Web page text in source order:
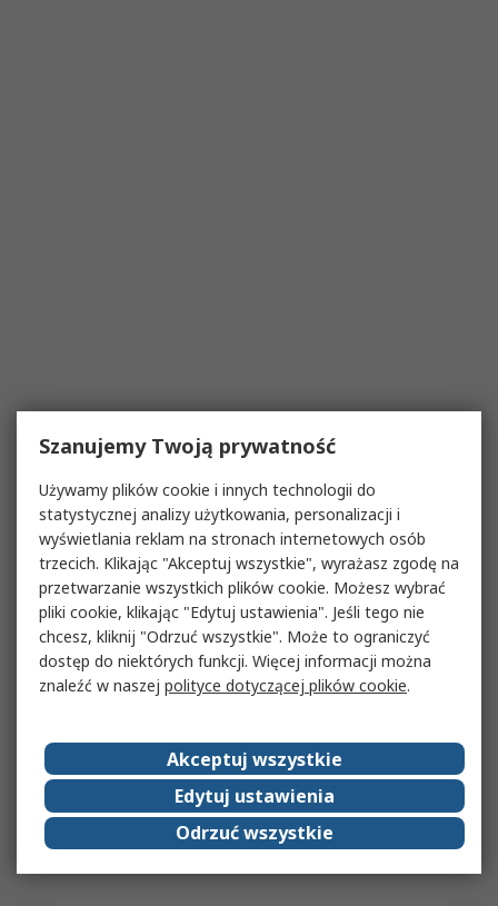
Szanujemy Twoją prywatność
Używamy plików cookie i innych technologii do
statystycznej analizy użytkowania, personalizacji i
wyświetlania reklam na stronach internetowych osób
trzecich. Klikając "Akceptuj wszystkie", wyrażasz zgodę na
przetwarzanie wszystkich plików cookie. Możesz wybrać
pliki cookie, klikając "Edytuj ustawienia". Jeśli tego nie
chcesz, kliknij "Odrzuć wszystkie". Może to ograniczyć
dostęp do niektórych funkcji. Więcej informacji można
znaleźć w naszej polityce dotyczącej plików cookie.
Akceptuj wszystkie
Edytuj ustawienia
Odrzuć wszystkie